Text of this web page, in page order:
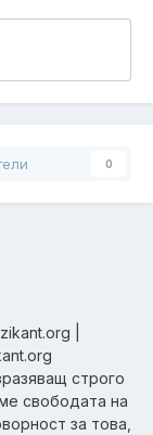
0
|
строго
свободата на
за това,